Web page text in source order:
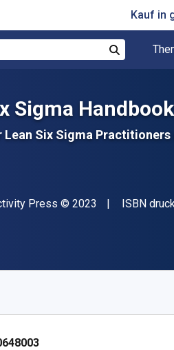
Kauf in
Sigma Handbook
Six Sigma Practitioners
Press Copyright
© 2023 ISBN